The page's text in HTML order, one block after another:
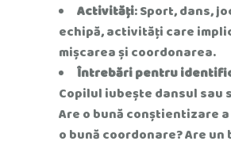
Activități: Sport, dans,
echipă, activități care
mișcarea și coordonarea.
Întrebări pentru
Copilul iubește dansul sau
Are o bună conștientizare
o bună coordonare? Are un